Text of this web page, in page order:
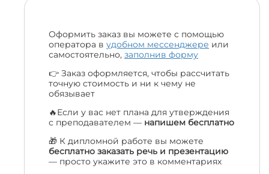
Оформить заказ вы можете с помощью
оператора в удобном мессенджере или
самостоятельно, заполнив форму
👉 Заказ оформляется, чтобы рассчитать
точную стоимость и ни к чему не
обязывает
🔥Если у вас нет плана для утверждения
с преподавателем — напишем бесплатно
🎁 К дипломной работе вы можете
бесплатно заказать речь и презентацию
— просто укажите это в комментариях